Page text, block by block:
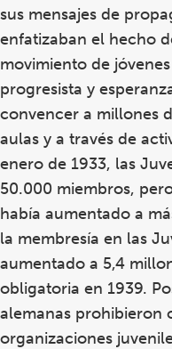
sus mensajes de
enfatizaban el hecho
movimiento de
progresista y
convencer a millones
aulas y a través de
enero de 1933, las
50.000 miembros,
había aumentado a
la membresía en las
aumentado a 5,4
obligatoria en 1939.
alemanas prohibieron
organizaciones